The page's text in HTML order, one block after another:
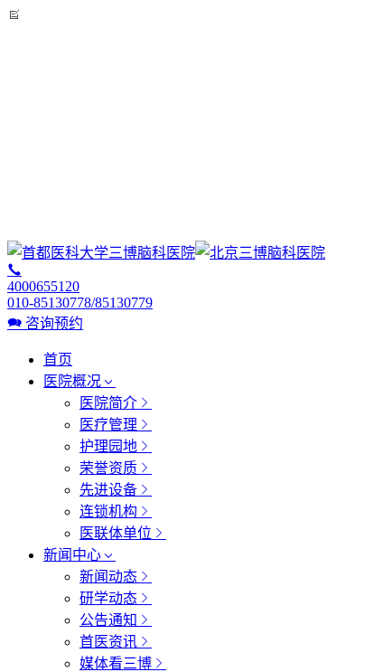
4000655120
010-85130778/85130779
咨询预约
首页
医院概况
医院简介
医疗管理
护理园地
荣誉资质
先进设备
连锁机构
医联体单位
新闻中心
新闻动态
研学动态
公告通知
首医资讯
媒体看三博